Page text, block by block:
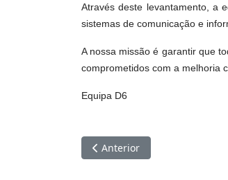
Através deste levantamento, a
sistemas de comunicação e
A nossa missão é garantir que
comprometidos com a melhoria
Equipa D6
Artigo anterior: D6 Realiza
Anterior